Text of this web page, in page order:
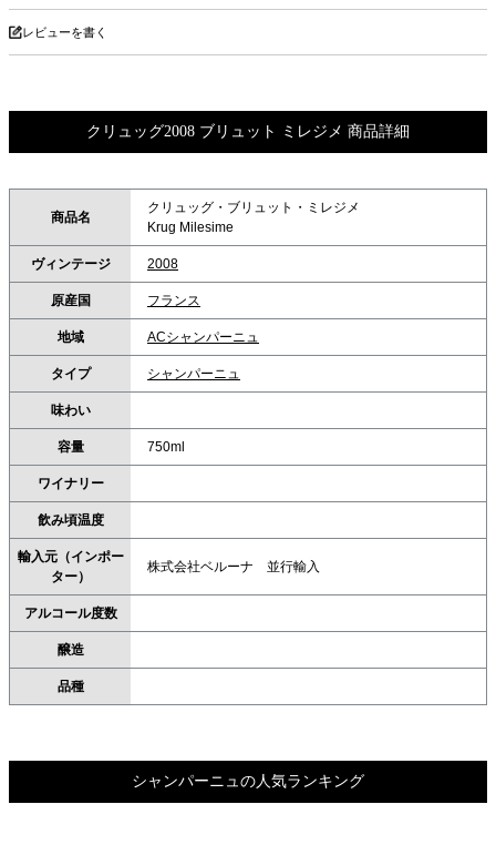
レビューを書く
クリュッグ2008 ブリュット ミレジメ 商品詳細
商品名
クリュッグ・ブリュット・ミレジメ
Krug Milesime
ヴィンテージ 2008
原産国 フランス
地域 ACシャンパーニュ
タイプ シャンパーニュ
味わい
容量 750ml
ワイナリー
飲み頃温度
輸入元（インポー
ター）
株式会社ベルーナ 並行輸入
アルコール度数
醸造
品種
シャンパーニュの人気ランキング